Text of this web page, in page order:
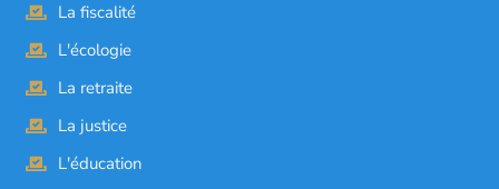
La fiscalité
L'écologie
La retraite
La justice
L'éducation